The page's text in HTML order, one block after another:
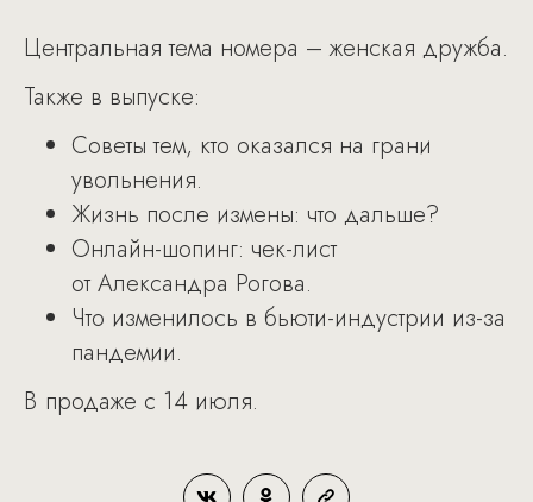
Центральная тема номера – женская дружба.
Также в выпуске:
Советы тем, кто оказался на грани
увольнения.
Жизнь после измены: что дальше?
Онлайн-шопинг: чек-лист
от Александра Рогова.
Что изменилось в бьюти-индустрии из-за
пандемии.
В продаже с 14 июля.